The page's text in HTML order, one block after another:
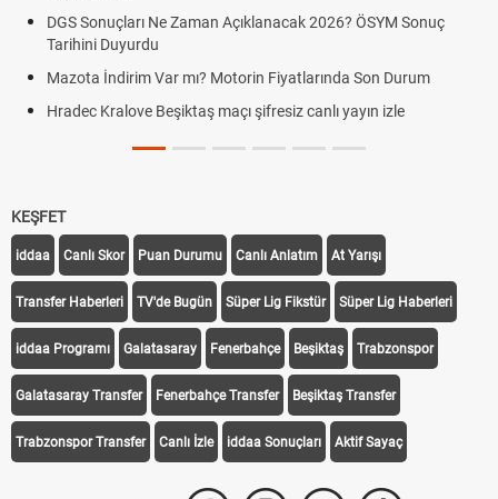
Sonuçları Ne Zaman Açıklanacak 2026? ÖSYM Sonuç
Duyurdu
İndirim Var mı? Motorin Fiyatlarında Son Durum
Kralove Beşiktaş maçı şifresiz canlı yayın izle
KEŞFET
iddaa Canlı Skor Puan Durumu Canlı Anlatım At Yarışı
Transfer Haberleri TV'de Bugün Süper Lig Fikstür Süper Lig Haberleri
iddaa Programı Galatasaray Fenerbahçe Beşiktaş Trabzonspor
Galatasaray Transfer Fenerbahçe Transfer Beşiktaş Transfer
Canlı İzle iddaa Sonuçları Aktif Sayaç